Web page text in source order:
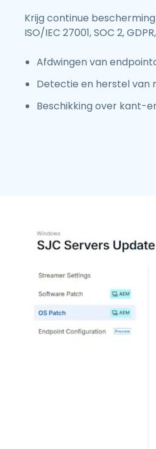
Krijg continue
ISO/IEC 27001, SOC 2,
Afdwingen van
Detectie en herstel
Beschikking over kant-